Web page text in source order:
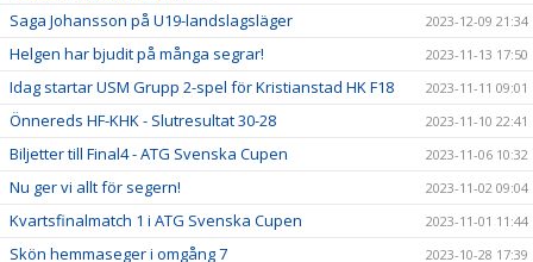
Saga Johansson på U19-landslagsläger 2023-12-09 21:34
Helgen har bjudit på många segrar! 2023-11-13 17:50
Idag startar USM Grupp 2-spel för Kristianstad HK F18 2023-11-11 09:01
Önnereds HF-KHK - Slutresultat 30-28 2023-11-10 22:41
Biljetter till Final4 - ATG Svenska Cupen 2023-11-06 10:32
Nu ger vi allt för segern! 2023-11-02 09:04
Kvartsfinalmatch 1 i ATG Svenska Cupen 2023-11-01 11:44
Skön hemmaseger i omgång 7 2023-10-28 17:39